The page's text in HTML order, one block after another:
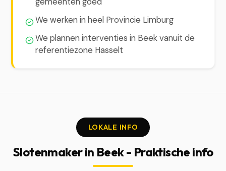
We werken in heel Provincie Limburg
We plannen interventies in Beek vanuit de
referentiezone Hasselt
LOKALE INFO
Slotenmaker in Beek - Praktische info